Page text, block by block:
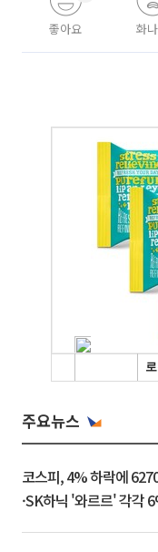
좋아요 화
주요뉴스
코스피, 4% 하락에
·SK하닉 '와르르' 각각